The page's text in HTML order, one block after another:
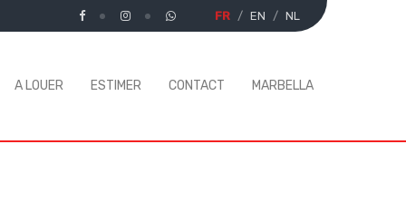
FR EN NL
A LOUER ESTIMER CONTACT MARBELLA